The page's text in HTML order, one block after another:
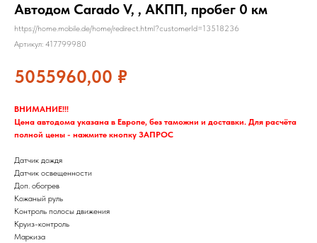
Автодом Carado V, , АКПП, пробег 0 км
https://home.mobile.de/home/redirect.html?customerId=13518236
Артикул: 417799980
5055960,00 ₽
ВНИМАНИЕ!!!
Цена автодома указана в Европе, без таможни и доставки. Для расчёта
полной цены - нажмите кнопку ЗАПРОС
Датчик дождя
Датчик освещенности
Доп. обогрев
Кожаный руль
Контроль полосы движения
Круиз-контроль
Маркиза